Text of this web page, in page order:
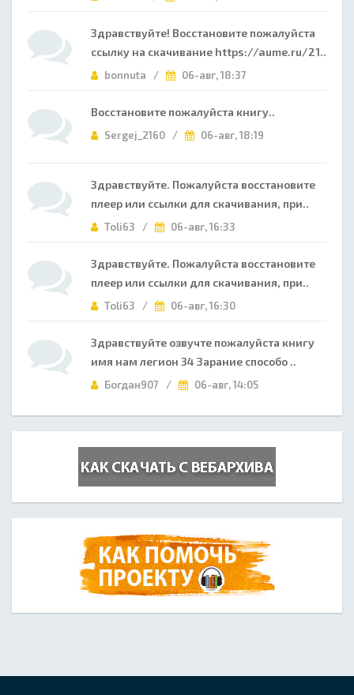
Здравствуйте! Восстановите пожалуйста
ссылку на скачивание https://aume.ru/21..
bonnuta / 06-авг, 18:37
Восстановите пожалуйста книгу..
Sergej_2160 / 06-авг, 18:19
Здравствуйте. Пожалуйста восстановите
плеер или ссылки для скачивания, при..
Toli63 / 06-авг, 16:33
Здравствуйте. Пожалуйста восстановите
плеер или ссылки для скачивания, при..
Toli63 / 06-авг, 16:30
Здравствуйте озвучте пожалуйста книгу
имя нам легион 34 Зарание способо ..
Богдан907 / 06-авг, 14:05